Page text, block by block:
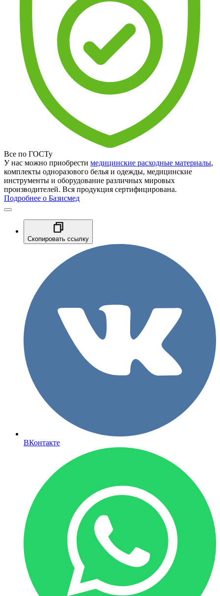
Все по ГОСТу
У нас можно приобрести медицинские расходные материалы,
комплекты одноразового белья и одежды, медицинские
инструменты и оборудование различных мировых
производителей. Вся продукция сертифицирована.
Подробнее о Базисмед
Скопировать ссылку
ВКонтакте